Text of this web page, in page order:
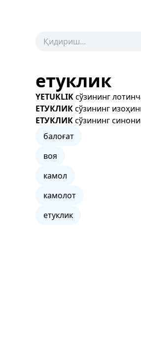
етуклик
YETUKLIKсўзининг
ЕТУКЛИКсўзининг
ЕТУКЛИКсўзининг
балоғат
воя
камол
камолот
етуклик